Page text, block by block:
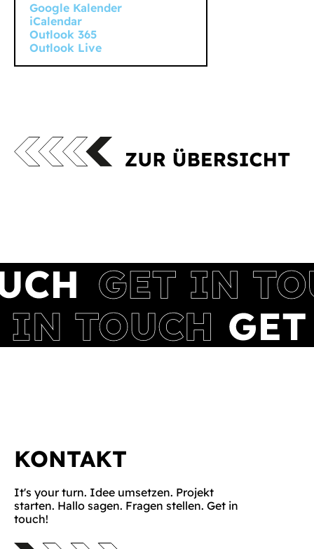
Google Kalender
iCalendar
Outlook 365
Outlook Live
KONTAKT
It's your turn. Idee umsetzen. Projekt
starten. Hallo sagen. Fragen stellen. Get in
touch!